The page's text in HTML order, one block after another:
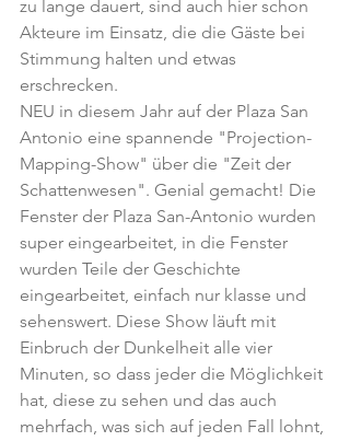
zu lange dauert, sind auch hier schon
Akteure im Einsatz, die die Gäste bei
Stimmung halten und etwas
erschrecken.
NEU in diesem Jahr auf der Plaza San
Antonio eine spannende "Projection-
Mapping-Show" über die "Zeit der
Schattenwesen". Genial gemacht! Die
Fenster der Plaza San-Antonio wurden
super eingearbeitet, in die Fenster
wurden Teile der Geschichte
eingearbeitet, einfach nur klasse und
sehenswert. Diese Show läuft mit
Einbruch der Dunkelheit alle vier
Minuten, so dass jeder die Möglichkeit
hat, diese zu sehen und das auch
mehrfach, was sich auf jeden Fall lohnt,